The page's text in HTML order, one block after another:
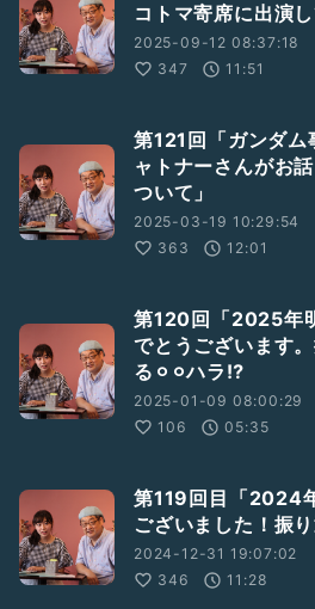
コトマ寄席に出演
2025-09-12 08:37:18
347
11:51
第121回「ガンダム
ャトナーさんがお
ついて」
2025-03-19 10:29:54
363
12:01
第120回「2025年
でとうございます
る⚪︎⚪︎ハラ⁉︎
2025-01-09 08:00:29
106
05:35
第119回目「2024
ございました！振り
2024-12-31 19:07:02
346
11:28